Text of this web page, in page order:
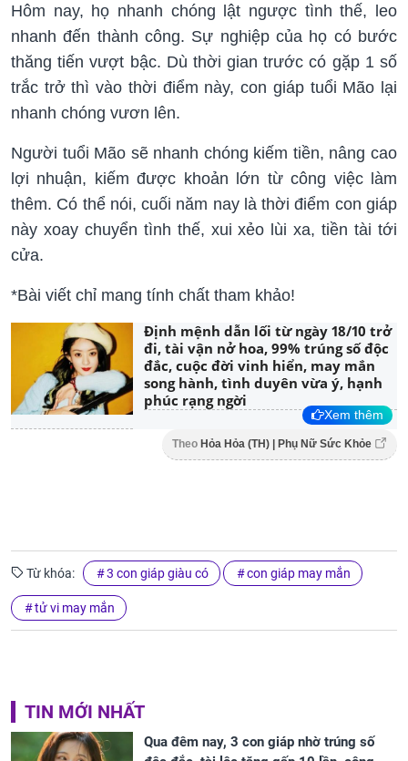
Hôm nay, họ nhanh chóng lật ngược tình thế, leo
nhanh đến thành công. Sự nghiệp của họ có bước
thăng tiến vượt bậc. Dù thời gian trước có gặp 1 số
trắc trở thì vào thời điểm này, con giáp tuổi Mão lại
nhanh chóng vươn lên.
Người tuổi Mão sẽ nhanh chóng kiếm tiền, nâng cao
lợi nhuận, kiếm được khoản lớn từ công việc làm
thêm. Có thể nói, cuối năm nay là thời điểm con giáp
này xoay chuyển tình thế, xui xẻo lùi xa, tiền tài tới
cửa.
*Bài viết chỉ mang tính chất tham khảo!
Định mệnh dẫn lối từ ngày 18/10 trở
đi, tài vận nở hoa, 99% trúng số độc
đắc, cuộc đời vinh hiển, may mắn
song hành, tình duyên vừa ý, hạnh
phúc rạng ngời
Xem thêm
Theo Hỏa Hỏa (TH) | Phụ Nữ Sức Khỏe
Từ khóa: 3 con giáp giàu có con giáp may mắn
tử vi may mắn
TIN MỚI NHẤT
Qua đêm nay, 3 con giáp nhờ trúng số